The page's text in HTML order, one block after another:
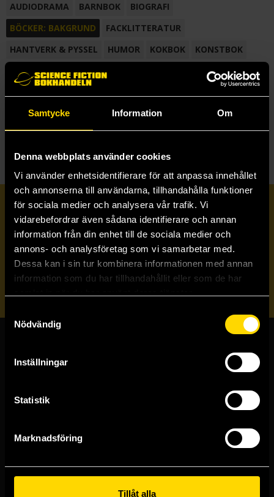
Samtycke Information Om
Denna webbplats använder cookies
Vi använder enhetsidentifierare för att anpassa innehållet
och annonserna till användarna, tillhandahålla funktioner
för sociala medier och analysera vår trafik. Vi
vidarebefordrar även sådana identifierare och annan
information från din enhet till de sociala medier och
annons- och analysföretag som vi samarbetar med.
Dessa kan i sin tur kombinera informationen med annan
information som du har tillhandahållit eller som de har
Nödvändig
Inställningar
Statistik
Marknadsföring
Tillåt alla
AUDIODRAMA
BARNBOK
BIOGRAFI
BÖCKER: BAKGRUND
FACKLITTERATUR
HANTVERK & PYSSEL
HUMOR KOKBOK
KONSTBOK
KORTROMAN
LÄROBOK
NOVELL
SAMLINGSVOLYM
TECKNA & MÅLA TECKNAD SERIE
Prenumerera på vårt nyhetsbrev
Veckobrevet
Skicka
Butiker & kundtjänst
Västerlånggatan 48
Göteborgsbutiken
Kungsgatan 19
Malmöbutiken